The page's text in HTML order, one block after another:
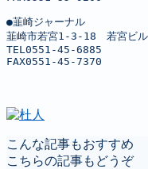
●韮崎ジャーナル
韮崎市若宮1-3-18　若宮ビ
TEL0551-45-6885
FAX0551-45-7370
こんな記事もおすすめ
こちらの記事もどうぞ